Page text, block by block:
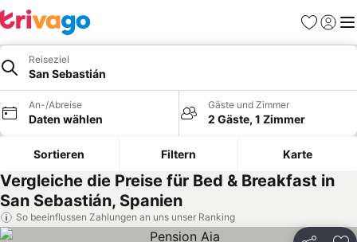
Favoriten
Reiseziel
San Sebastián
An-/Abreise
Daten wählen
Gäste und Zimmer
2 Gäste, 1 Zimmer
Sortieren Filtern Karte
Vergleiche die Preise für Bed & Breakfast in
San Sebastián, Spanien
So beeinflussen Zahlungen an uns unser Ranking